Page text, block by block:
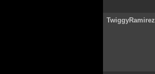
TwiggyRamirez